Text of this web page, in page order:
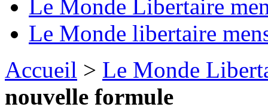
Le Monde Libertaire
Le Monde libertaire
Accueil > Le Monde
nouvelle formule